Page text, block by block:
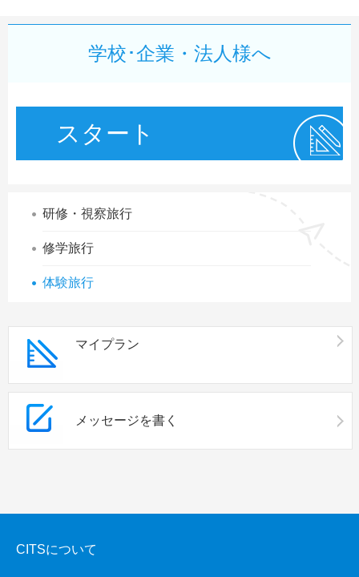
全部見る
演劇と芸能
食文化
宗教文化
そのほか
学校･企業・法人様へ
スタート
研修・視察旅行
修学旅行
体験旅行
マイプラン
メッセージを書く
CITSについて